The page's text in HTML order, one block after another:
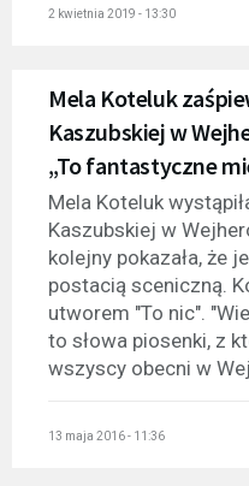
2 kwietnia 2019 - 13:30
Mela Koteluk
Kaszubskiej w
„To fantastyczne
Mela Koteluk
Kaszubskiej w
kolejny pokazała, że
postacią sceniczną.
utworem "To nic".
to słowa piosenki, z
wszyscy obecni w
13 maja 2016 - 11:36